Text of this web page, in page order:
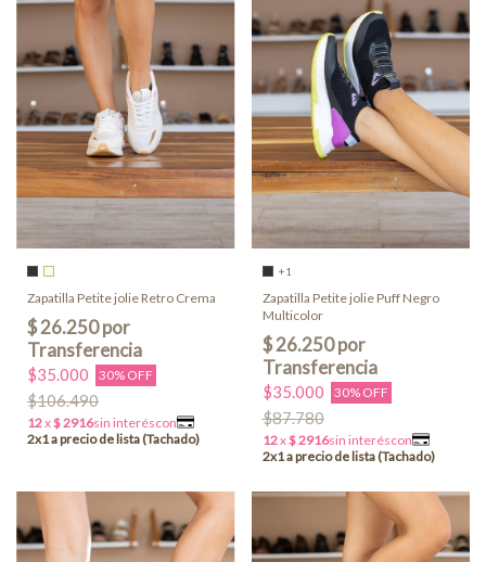
Zapatilla Petite jolie Retro Crema
$35.000 30% OFF
$106.490
+1
Zapatilla Petite jolie Puff Negro
Multicolor
$35.000 30% OFF
$87.780